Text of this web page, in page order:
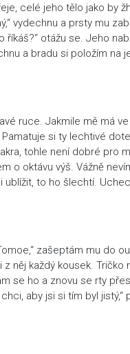
celé jeho tělo jako by
vydechnu a prsty mu
říkáš?“ otážu se. Jeho
a bradu si položím
ruce. Jakmile mě má
si ty lechtivé
tohle není dobré pro
o oktávu výš. Vážně
to ho šlechtí.
zašeptám mu do
něj každý kousek. Tričko
se ho a znovu se rty
aby jsi si tím byl